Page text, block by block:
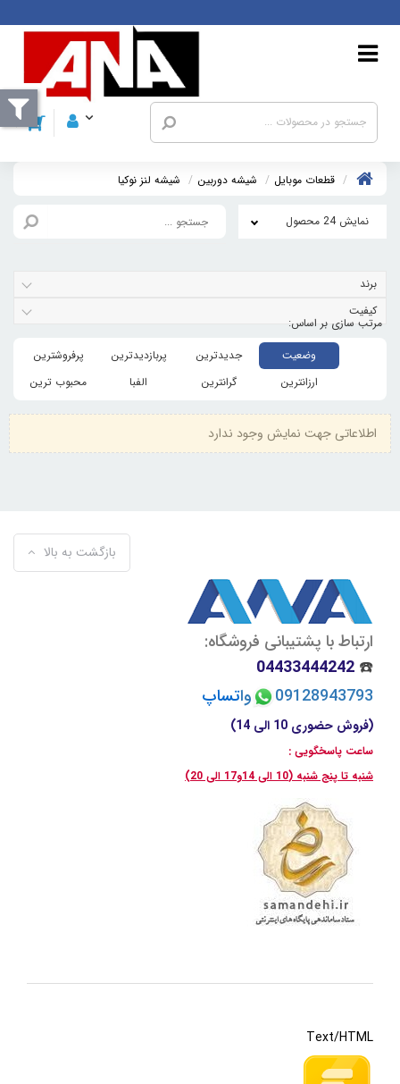
قطعات موبايل شیشه دوربین شيشه لنز نوکيا
نمایش 24 محصول
برند
کیفیت
وضعیت جدیدترین پربازدیدترین
پرفروشترین
ارزانترین
گرانترین الفبا محبوب ترین
اطلاعاتی جهت نمایش وجود ندارد
بازگشت به بالا
ارتباط با پشتیبانی فروشگاه:
☎️
04433444242
09128943793
واتساپ
(فروش حضوری 10 الی 14)
ساعت پاسخگویی :
شنبه تا پنج شنبه (10 الی 14و17 الی 20)
Text/HTML